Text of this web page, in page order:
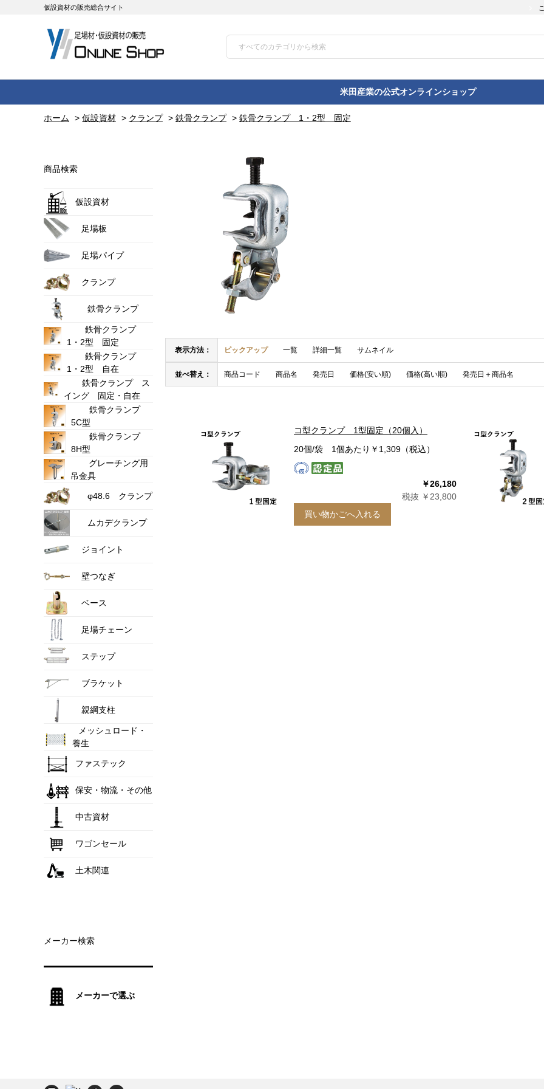
仮設資材の販売総合サイト
米田産業の公式オンラインショップ
ホーム > 仮設資材 > クランプ > 鉄骨クランプ > 鉄骨クランプ 1・2型 固定
商品検索
仮設資材
足場板
足場パイプ
クランプ
鉄骨クランプ
鉄骨クランプ
1・2型 固定
鉄骨クランプ
1・2型 自在
鉄骨クランプ ス
イング 固定・自在
鉄骨クランプ
5C型
鉄骨クランプ
8H型
グレーチング用
吊金具
φ48.6 クランプ
ムカデクランプ
ジョイント
壁つなぎ
ベース
足場チェーン
ステップ
ブラケット
親綱支柱
メッシュロード・
養生
ファステック
保安・物流・その他
中古資材
ワゴンセール
土木関連
メーカー検索
メーカーで選ぶ
表示方法： ピックアップ 一覧 詳細一覧 サムネイル
並べ替え： 商品コード 商品名 発売日 価格(安い順) 価格(高い順) 発売日＋商品名
コ型クランプ 1型固定（20個入）
20個/袋 1個あたり￥1,309（税込）
￥26,180
税抜 ￥23,800
買い物かごへ入れる